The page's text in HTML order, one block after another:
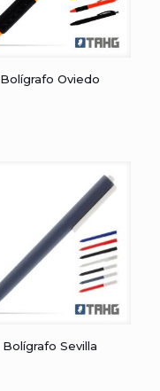
Bolígrafo Oviedo
Bolígrafo Sevilla